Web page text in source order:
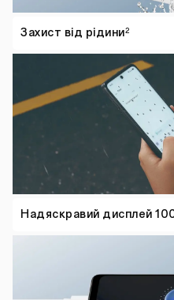
Захист від рідини2
Надяскравий дисплей